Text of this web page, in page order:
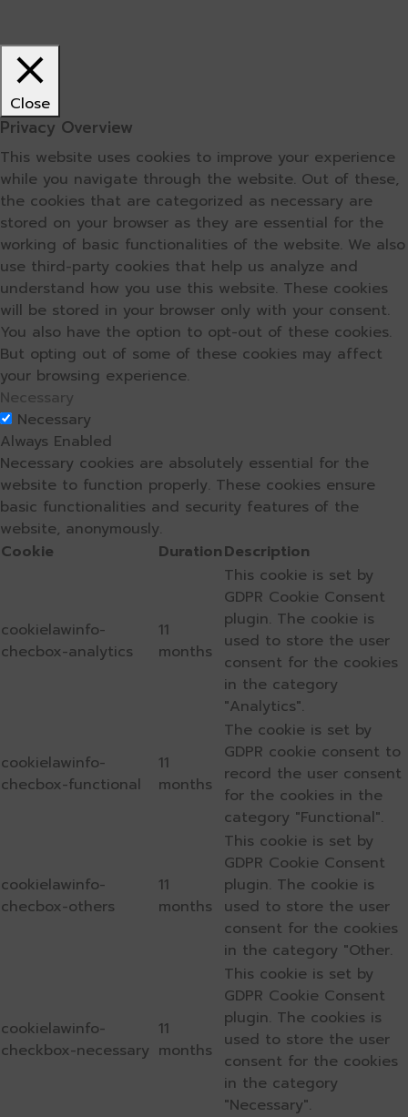
Close
Privacy Overview
This website uses cookies to improve your experience
while you navigate through the website. Out of these,
the cookies that are categorized as necessary are
stored on your browser as they are essential for the
working of basic functionalities of the website. We also
use third-party cookies that help us analyze and
understand how you use this website. These cookies
will be stored in your browser only with your consent.
You also have the option to opt-out of these cookies.
But opting out of some of these cookies may affect
your browsing experience.
Necessary
Necessary
Always Enabled
Necessary cookies are absolutely essential for the
website to function properly. These cookies ensure
basic functionalities and security features of the
website, anonymously.
Cookie
DurationDescription
cookielawinfo-
checbox-analytics
11
months
This cookie is set by
GDPR Cookie Consent
plugin. The cookie is
used to store the user
consent for the cookies
in the category
"Analytics".
cookielawinfo-
checbox-functional
11
months
The cookie is set by
GDPR cookie consent to
record the user consent
for the cookies in the
category "Functional".
cookielawinfo-
checbox-others
11
months
This cookie is set by
GDPR Cookie Consent
plugin. The cookie is
used to store the user
consent for the cookies
in the category "Other.
cookielawinfo-
checkbox-necessary
11
months
This cookie is set by
GDPR Cookie Consent
plugin. The cookies is
used to store the user
consent for the cookies
in the category
"Necessary".